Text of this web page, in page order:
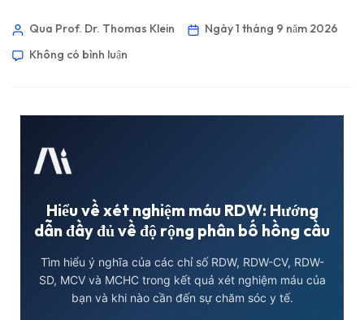
Qua Prof. Dr. Thomas Klein
Ngày 1 tháng 9 năm 2026
Không có bình luận
Hiểu về xét nghiệm máu RDW: Hướng
dẫn đầy đủ về độ rộng phân bố hồng cầu
Tìm hiểu ý nghĩa của các chỉ số RDW, RDW-CV, RDW-
SD, MCV và MCHC trong kết quả xét nghiệm máu của
bạn và khi nào cần đến sự chăm sóc y tế.